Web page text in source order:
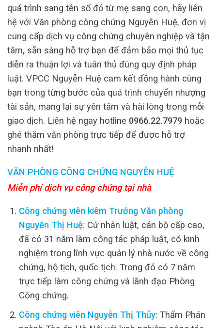
quá trình sang tên sổ đỏ từ mẹ sang con, hãy liên
hệ với Văn phòng công chứng Nguyễn Huệ, đơn vị
cung cấp dịch vụ công chứng chuyên nghiệp và tận
tâm, sẵn sàng hỗ trợ bạn để đảm bảo mọi thủ tục
diễn ra thuận lợi và tuân thủ đúng quy định pháp
luật. VPCC Nguyễn Huệ cam kết đồng hành cùng
bạn trong từng bước của quá trình chuyển nhượng
tài sản, mang lại sự yên tâm và hài lòng trong mỗi
giao dịch. Liên hệ ngay hotline 0966.22.7979 hoặc
ghé thăm văn phòng trực tiếp để được hỗ trợ
nhanh nhất!
VĂN PHÒNG CÔNG CHỨNG NGUYỄN HUỆ
Miễn phí dịch vụ công chứng tại nhà
Công chứng viên kiêm Trưởng Văn phòng
Nguyễn Thị Huệ: Cử nhân luật, cán bộ cấp cao,
đã có 31 năm làm công tác pháp luật, có kinh
nghiệm trong lĩnh vực quản lý nhà nước về công
chứng, hộ tịch, quốc tịch. Trong đó có 7 năm
trực tiếp làm công chứng và lãnh đạo Phòng
Công chứng.
Công chứng viên Nguyễn Thị Thủy: Thẩm Phán